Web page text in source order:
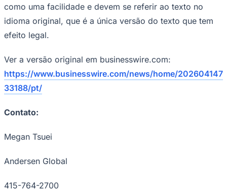
como uma facilidade e devem se referir ao texto no
idioma original, que é a única versão do texto que tem
efeito legal.
Ver a versão original em businesswire.com:
https://www.businesswire.com/news/home/202604147
33188/pt/
Contato:
Megan Tsuei
Andersen Global
415-764-2700